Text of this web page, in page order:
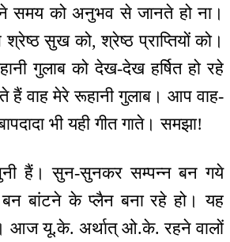
समय को अनुभव से जानते हो ना।
सुख को, श्रेष्ठ प्राप्तियों को।
गुलाब को देख-देख हर्षित हो रहे
हैं वाह मेरे रूहानी गुलाब। आप वाह-
भी यही गीत गाते। समझा!
हैं। सुन-सुनकर सम्पन्न बन गये
बन बांटने के प्लैन बना रहे हो। यह
आज यू.के. अर्थात् ओ.के. रहने वालों